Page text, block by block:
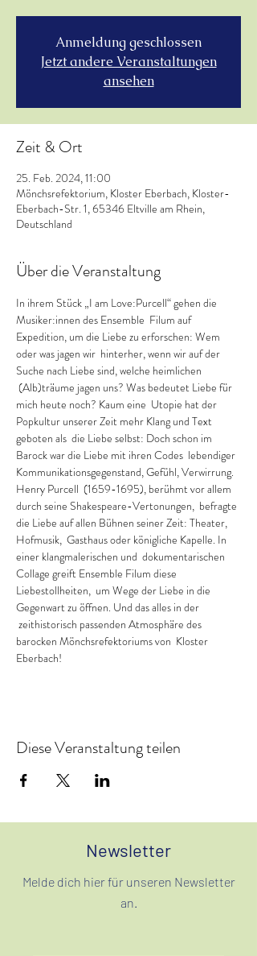
Anmeldung geschlossen
Jetzt andere Veranstaltungen
ansehen
Zeit & Ort
25. Feb. 2024, 11:00
Mönchsrefektorium, Kloster Eberbach, Kloster-
Eberbach-Str. 1, 65346 Eltville am Rhein,
Deutschland
Über die Veranstaltung
In ihrem Stück „I am Love:Purcell“ gehen die
Musiker:innen des Ensemble  Filum auf
Expedition, um die Liebe zu erforschen: Wem
oder was jagen wir  hinterher, wenn wir auf der
Suche nach Liebe sind, welche heimlichen
(Alb)träume jagen uns? Was bedeutet Liebe für
mich heute noch? Kaum eine  Utopie hat der
Popkultur unserer Zeit mehr Klang und Text
geboten als  die Liebe selbst: Doch schon im
Barock war die Liebe mit ihren Codes  lebendiger
Kommunikationsgegenstand, Gefühl, Verwirrung.
Henry Purcell  (1659-1695), berühmt vor allem
durch seine Shakespeare-Vertonungen,  befragte
die Liebe auf allen Bühnen seiner Zeit: Theater,
Hofmusik,  Gasthaus oder königliche Kapelle. In
einer klangmalerischen und  dokumentarischen
Collage greift Ensemble Filum diese
Liebestollheiten,  um Wege der Liebe in die
Gegenwart zu öffnen. Und das alles in der
zeithistorisch passenden Atmosphäre des
barocken Mönchsrefektoriums von  Kloster
Eberbach!
Diese Veranstaltung teilen
Newsletter
Melde dich hier für unseren Newsletter
an.